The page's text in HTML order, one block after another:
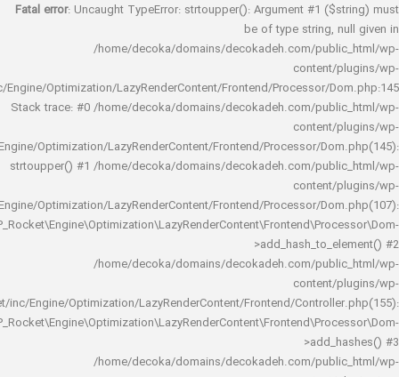
Fatal error : Uncaught TypeError: strtoupper(): Argument #1
be of type string,
/home/decoka/domains/decokadeh.com/
rocket/inc/Engine/Optimization/LazyRenderContent/Frontend/Processor/
Stack trace: #0 /home/decoka/domains/decokadeh.com/
rocket/inc/Engine/Optimization/LazyRenderContent/Frontend/Processor/
strtoupper() #1 /home/decoka/domains/decokadeh.com/
rocket/inc/Engine/Optimization/LazyRenderContent/Frontend/Processor/
/home/decoka/domains/decokadeh.com/
rocket/inc/Engine/Optimization/LazyRenderContent/Frontend/
/home/decoka/domains/decokadeh.com/